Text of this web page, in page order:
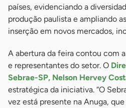
países, evidenciando a
produção paulista e ampliando
inserção em novos mercados,
A abertura da feira contou com
e representantes do setor. O
Sebrae-SP, Nelson Hervey
estratégica da iniciativa. “O
vez está presente na Anuga,